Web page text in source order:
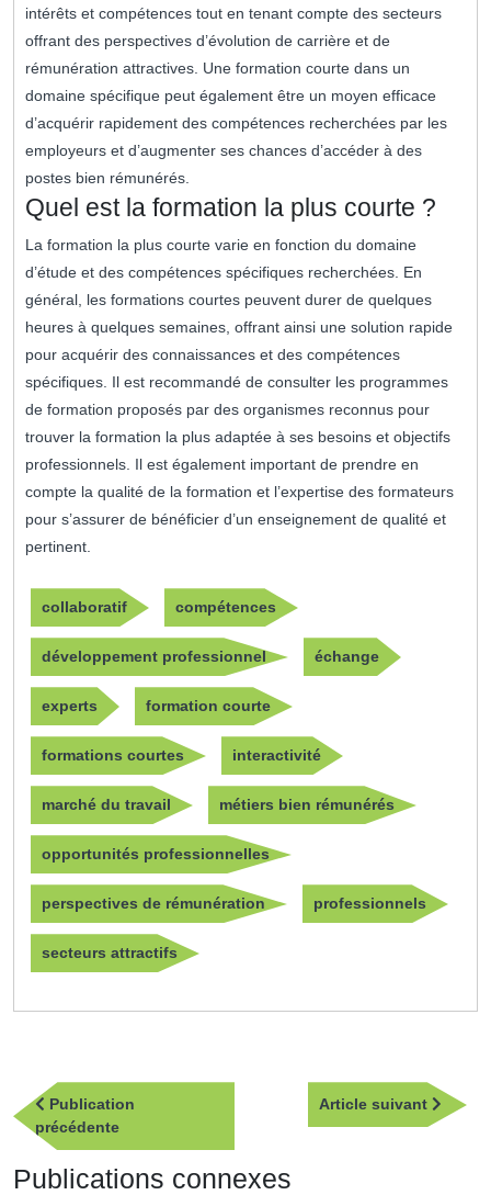
intérêts et compétences tout en tenant compte des secteurs
offrant des perspectives d’évolution de carrière et de
rémunération attractives. Une formation courte dans un
domaine spécifique peut également être un moyen efficace
d’acquérir rapidement des compétences recherchées par les
employeurs et d’augmenter ses chances d’accéder à des
postes bien rémunérés.
Quel est la formation la plus courte ?
La formation la plus courte varie en fonction du domaine
d’étude et des compétences spécifiques recherchées. En
général, les formations courtes peuvent durer de quelques
heures à quelques semaines, offrant ainsi une solution rapide
pour acquérir des connaissances et des compétences
spécifiques. Il est recommandé de consulter les programmes
de formation proposés par des organismes reconnus pour
trouver la formation la plus adaptée à ses besoins et objectifs
professionnels. Il est également important de prendre en
compte la qualité de la formation et l’expertise des formateurs
pour s’assurer de bénéficier d’un enseignement de qualité et
pertinent.
collaboratif compétences
développement professionnel échange
experts formation courte
formations courtes interactivité
marché du travail métiers bien rémunérés
opportunités professionnelles
perspectives de rémunération professionnels
secteurs attractifs
Navigation
de
l’article
Publication
précédentePublication
précédente
Article suivant
Article
Publications connexes